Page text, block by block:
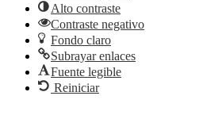
Alto contraste
Contraste negativo
Fondo claro
Subrayar enlaces
Fuente legible
Reiniciar